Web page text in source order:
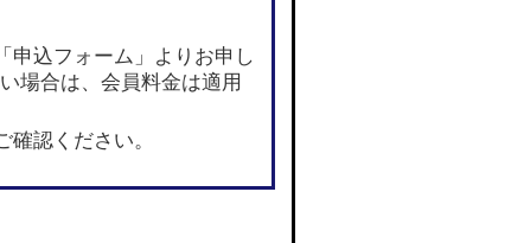
申込フォーム」よりお申し
場合は、会員料金は適用
認ください。